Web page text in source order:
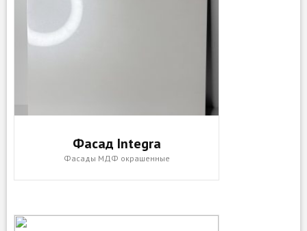
Фасад Integra
Фасады МДФ окрашенные